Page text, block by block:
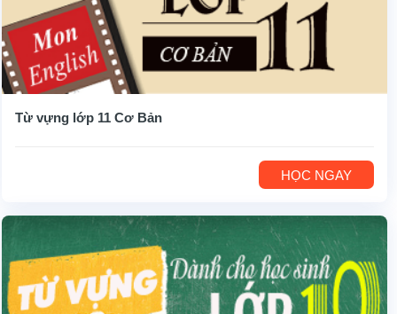
Từ vựng lớp 11 Cơ Bản
HỌC NGAY